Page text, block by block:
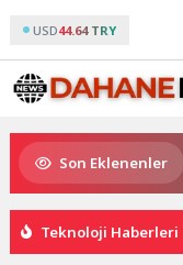
USD44.64 TRY
Son Eklenenler
modern ulaşım yatırımı
Teknoloji Haberleri